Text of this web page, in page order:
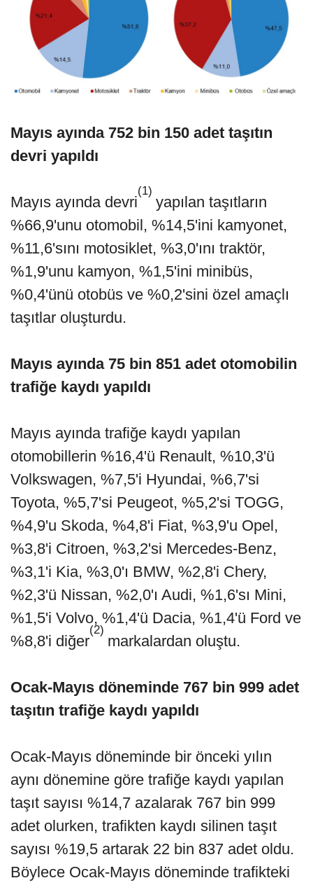
Mayıs ayında 752 bin 150 adet taşıtın
devri yapıldı
Mayıs ayında devri
(1)
yapılan taşıtların
%66,9'unu otomobil, %14,5'ini kamyonet,
%11,6'sını motosiklet, %3,0'ını traktör,
%1,9'unu kamyon, %1,5'ini minibüs,
%0,4'ünü otobüs ve %0,2'sini özel amaçlı
taşıtlar oluşturdu.
Mayıs ayında 75 bin 851 adet otomobilin
trafiğe kaydı yapıldı
Mayıs ayında trafiğe kaydı yapılan
otomobillerin %16,4'ü Renault, %10,3'ü
Volkswagen, %7,5'i Hyundai, %6,7'si
Toyota, %5,7'si Peugeot, %5,2'si TOGG,
%4,9'u Skoda, %4,8'i Fiat, %3,9'u Opel,
%3,8'i Citroen, %3,2'si Mercedes-Benz,
%3,1'i Kia, %3,0'ı BMW, %2,8'i Chery,
%2,3'ü Nissan, %2,0'ı Audi, %1,6'sı Mini,
%1,5'i Volvo, %1,4'ü Dacia, %1,4'ü Ford ve
%8,8'i diğer
(2)
markalardan oluştu.
Ocak-Mayıs döneminde 767 bin 999 adet
taşıtın trafiğe kaydı yapıldı
Ocak-Mayıs döneminde bir önceki yılın
aynı dönemine göre trafiğe kaydı yapılan
taşıt sayısı %14,7 azalarak 767 bin 999
adet olurken, trafikten kaydı silinen taşıt
sayısı %19,5 artarak 22 bin 837 adet oldu.
Böylece Ocak-Mayıs döneminde trafikteki